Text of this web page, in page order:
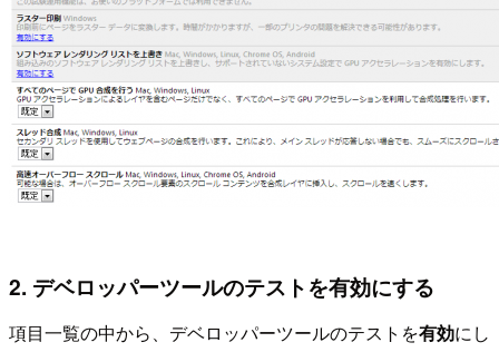
2. デベロッパーツールのテストを有効にする
項目一覧の中から、デベロッパーツールのテストを有効にし